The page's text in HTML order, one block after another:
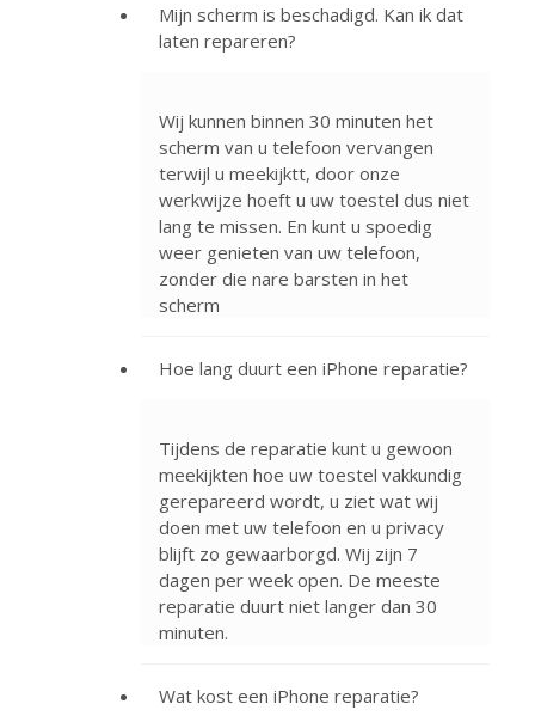
Mijn scherm is beschadigd. Kan ik dat
laten repareren?
Wij kunnen binnen 30 minuten het
scherm van u telefoon vervangen
terwijl u meekijktt, door onze
werkwijze hoeft u uw toestel dus niet
lang te missen. En kunt u spoedig
weer genieten van uw telefoon,
zonder die nare barsten in het
scherm
Hoe lang duurt een iPhone reparatie?
Tijdens de reparatie kunt u gewoon
meekijkten hoe uw toestel vakkundig
gerepareerd wordt, u ziet wat wij
doen met uw telefoon en u privacy
blijft zo gewaarborgd. Wij zijn 7
dagen per week open. De meeste
reparatie duurt niet langer dan 30
minuten.
Wat kost een iPhone reparatie?